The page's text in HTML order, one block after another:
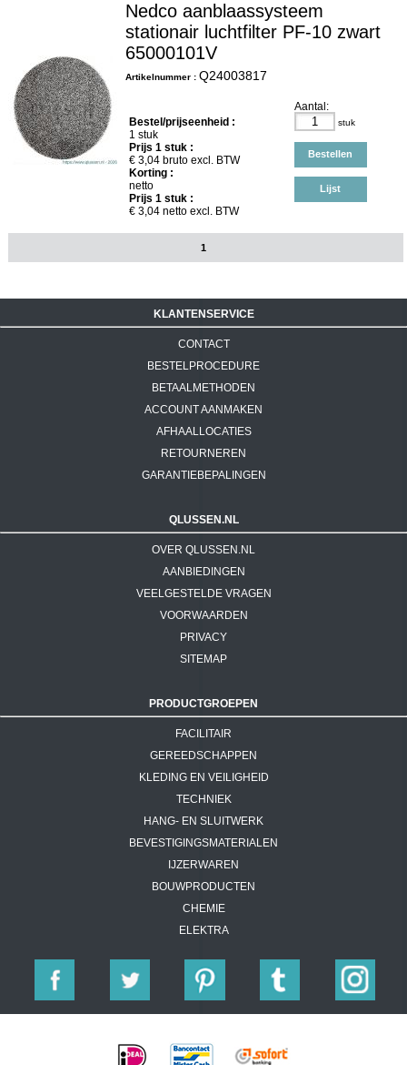
Nedco aanblaassysteem
stationair luchtfilter PF-10 zwart
65000101V
Artikelnummer : Q24003817
Bestel/prijseenheid :
1 stuk
Prijs 1stuk :
€ 3,04bruto excl. BTW
Korting :
netto
Prijs 1stuk :
€ 3,04netto excl. BTW
Aantal:
stuk
Bestellen
Lijst
1
KLANTENSERVICE
CONTACT
BESTELPROCEDURE
BETAALMETHODEN
ACCOUNT AANMAKEN
AFHAALLOCATIES
RETOURNEREN
GARANTIEBEPALINGEN
QLUSSEN.NL
OVER QLUSSEN.NL
AANBIEDINGEN
VEELGESTELDE VRAGEN
VOORWAARDEN
PRIVACY
SITEMAP
PRODUCTGROEPEN
FACILITAIR
GEREEDSCHAPPEN
KLEDING EN VEILIGHEID
TECHNIEK
HANG- EN SLUITWERK
BEVESTIGINGSMATERIALEN
IJZERWAREN
BOUWPRODUCTEN
CHEMIE
ELEKTRA